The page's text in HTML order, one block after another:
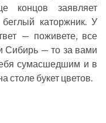
концов заявляет
каторжник. У
— поживете, все
Сибирь — то за вами
сумасшедшим и в
столе букет цветов.